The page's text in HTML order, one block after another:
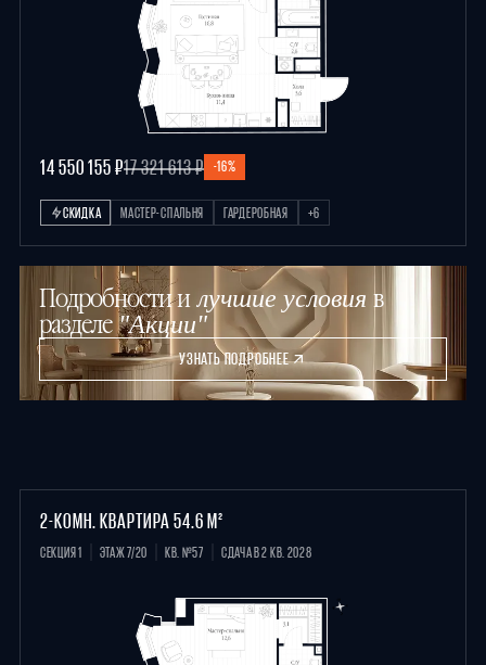
14 550 155 ₽17 321 613 ₽ -16%
СКИДКА МАСТЕР-СПАЛЬНЯ ГАРДЕРОБНАЯ +6
Подробности илучшие условия в
разделе"Акции"
УЗНАТЬ ПОДРОБНЕЕ
2-КОМН. КВАРТИРА 54.6 М²
СЕКЦИЯ 1 ЭТАЖ 7/20 КВ. №57 СДАЧА В 2 КВ. 2028